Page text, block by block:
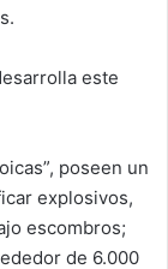
este
poseen un
explosivos,
escombros;
de 6.000